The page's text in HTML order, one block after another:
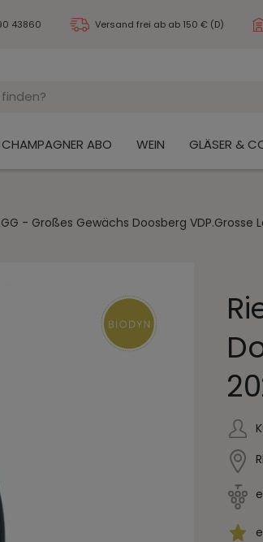
43860 Versand frei ab ab 150 € (D)
CHAMPAGNER ABO WEIN GLÄSER &
GG - Großes Gewächs Doosberg VDP.Grosse